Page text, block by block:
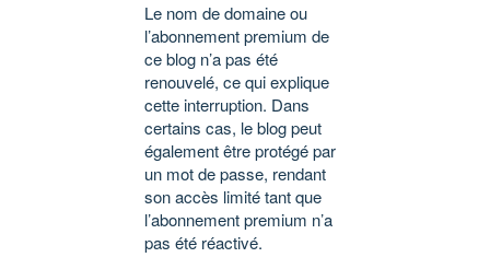
Le nom de domaine ou
l’abonnement premium de
ce blog n’a pas été
renouvelé, ce qui explique
cette interruption. Dans
certains cas, le blog peut
également être protégé par
un mot de passe, rendant
son accès limité tant que
l’abonnement premium n’a
pas été réactivé.